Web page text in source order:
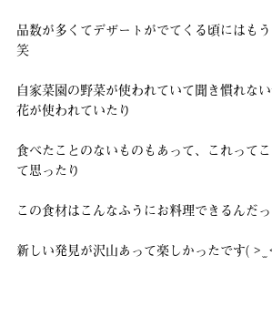
品数が多くてデザートがでてくる頃にはも
笑
自家菜園の野菜が使われていて聞き慣れな
花が使われていたり
食べたことのないものもあって、これって
て思ったり
この食材はこんなふうにお料理できるんだ
新しい発見が沢山あって楽しかったです( >